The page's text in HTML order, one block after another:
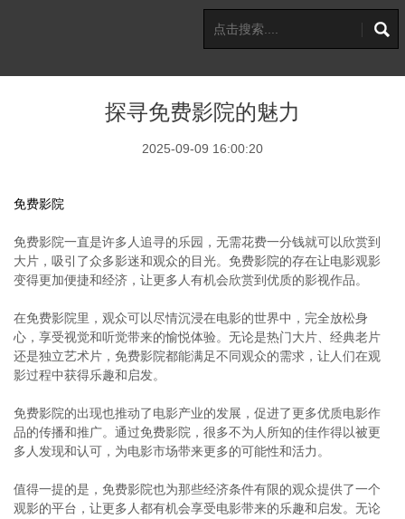
探寻免费影院的魅力
2025-09-09 16:00:20
免费影院
免费影院一直是许多人追寻的乐园，无需花费一分钱就可以欣赏到
大片，吸引了众多影迷和观众的目光。免费影院的存在让电影观影
变得更加便捷和经济，让更多人有机会欣赏到优质的影视作品。
在免费影院里，观众可以尽情沉浸在电影的世界中，完全放松身
心，享受视觉和听觉带来的愉悦体验。无论是热门大片、经典老片
还是独立艺术片，免费影院都能满足不同观众的需求，让人们在观
影过程中获得乐趣和启发。
免费影院的出现也推动了电影产业的发展，促进了更多优质电影作
品的传播和推广。通过免费影院，很多不为人所知的佳作得以被更
多人发现和认可，为电影市场带来更多的可能性和活力。
值得一提的是，免费影院也为那些经济条件有限的观众提供了一个
观影的平台，让更多人都有机会享受电影带来的乐趣和启发。无论